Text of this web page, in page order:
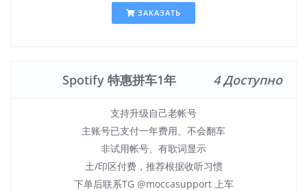
ЗАКАЗАТЬ
Spotify 特惠拼车1年 4 Доступно
支持升级自己老帐号
主账号已支付一年费用、不会翻车
非试用帐号、有歌词显示
土/印区付费，推荐根据收听习惯
下单后联系TG @moccasupport 上车